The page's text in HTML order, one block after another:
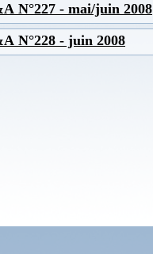
N°227 - mai/juin 2008
N°228 - juin 2008